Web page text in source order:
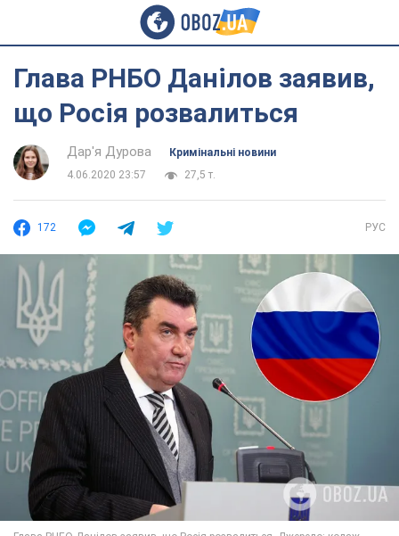
Глава РНБО Данілов заявив,
що Росія розвалиться
Дар'я Дурова
Кримінальні новини
4.06.2020 23:57
27,5 т.
172 РУС